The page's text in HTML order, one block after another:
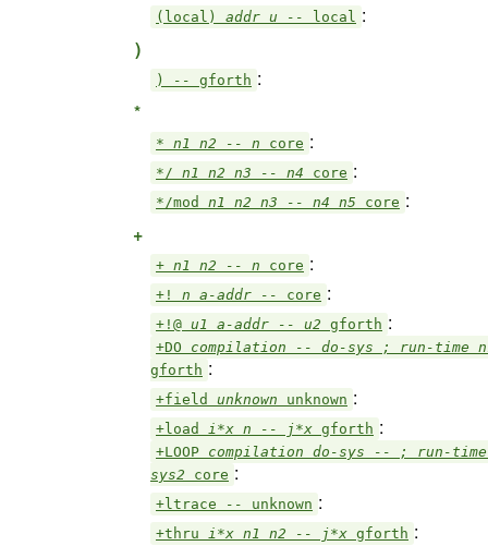
(local) addr u -- local :
)
) -- gforth :
*
* n1 n2 -- n core :
*/ n1 n2 n3 -- n4 core :
*/mod n1 n2 n3 -- n4 n5 core :
+
+ n1 n2 -- n core :
+! n a-addr -- core :
+!@ u1 a-addr -- u2 gforth :
+DO compilation -- do-sys ; run-time
gforth :
+field unknown unknown :
+load i*x n -- j*x gforth :
+LOOP compilation do-sys -- ; run-
sys2 core :
+ltrace -- unknown :
+thru i*x n1 n2 -- j*x gforth :